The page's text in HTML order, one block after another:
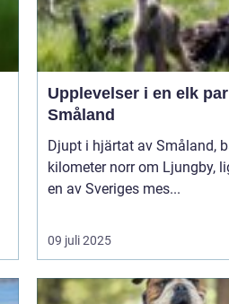
Upplevelser i en elk
Småland
Djupt i hjärtat av Småland,
kilometer norr om Ljungby,
en av Sveriges mes...
09 juli 2025